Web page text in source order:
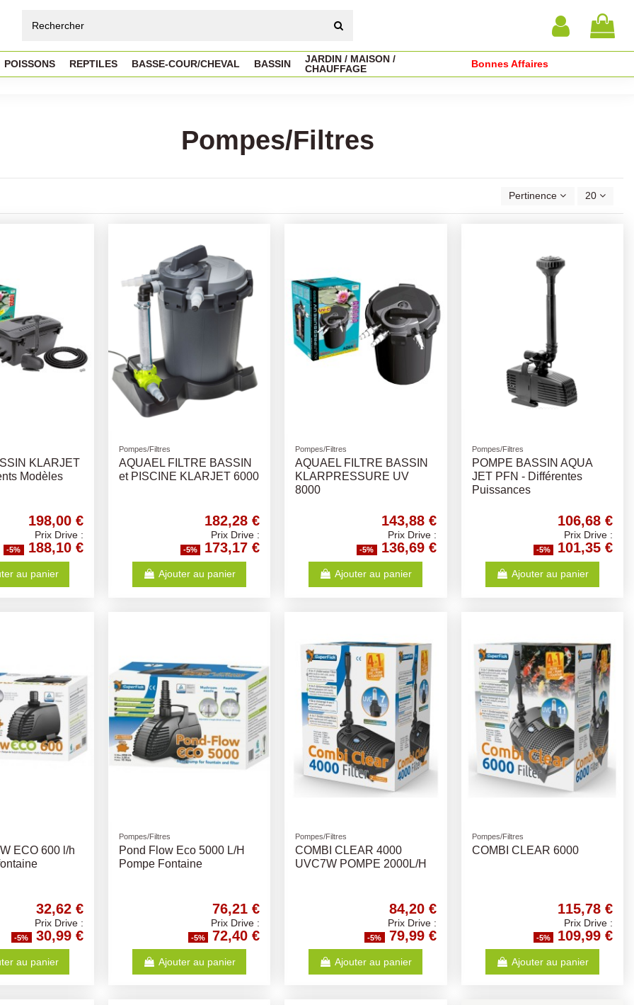
POISSONS REPTILES BASSE-COUR/CHEVAL BASSIN
JARDIN / MAISON /
CHAUFFAGE
Bonnes Affaires
Pompes/Filtres
Pertinence 20
KLARJET
Modèles
198,00 €
Prix Drive :
-5% 188,10 €
au panier
Pompes/Filtres
AQUAEL FILTRE BASSIN
et PISCINE KLARJET 6000
182,28 €
Prix Drive :
-5% 173,17 €
Ajouter au panier
Pompes/Filtres
AQUAEL FILTRE BASSIN
KLARPRESSURE UV
8000
143,88 €
Prix Drive :
-5% 136,69 €
Ajouter au panier
Pompes/Filtres
POMPE BASSIN AQUA
JET PFN - Différentes
Puissances
106,68 €
Prix Drive :
-5% 101,35 €
Ajouter au panier
ECO 600 l/h
32,62 €
Prix Drive :
-5% 30,99 €
au panier
Pompes/Filtres
Pond Flow Eco 5000 L/H
Pompe Fontaine
76,21 €
Prix Drive :
-5% 72,40 €
Ajouter au panier
Pompes/Filtres
COMBI CLEAR 4000
UVC7W POMPE 2000L/H
84,20 €
Prix Drive :
-5% 79,99 €
Ajouter au panier
Pompes/Filtres
COMBI CLEAR 6000
115,78 €
Prix Drive :
-5% 109,99 €
Ajouter au panier